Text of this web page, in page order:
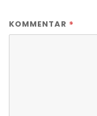
KOMMENTAR *